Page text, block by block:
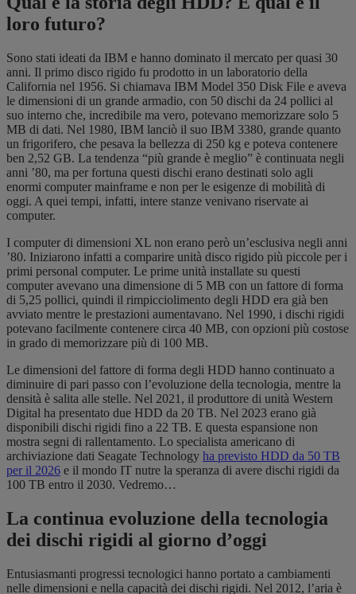
loro futuro?
Sono stati ideati da IBM e hanno dominato il mercato per quasi 30
anni. Il primo disco rigido fu prodotto in un laboratorio della
California nel 1956. Si chiamava IBM Model 350 Disk File e aveva
le dimensioni di un grande armadio, con 50 dischi da 24 pollici al
suo interno che, incredibile ma vero, potevano memorizzare solo 5
MB di dati. Nel 1980, IBM lanciò il suo IBM 3380, grande quanto
un frigorifero, che pesava la bellezza di 250 kg e poteva contenere
ben 2,52 GB. La tendenza “più grande è meglio” è continuata negli
anni ’80, ma per fortuna questi dischi erano destinati solo agli
enormi computer mainframe e non per le esigenze di mobilità di
oggi. A quei tempi, infatti, intere stanze venivano riservate ai
computer.
I computer di dimensioni XL non erano però un’esclusiva negli anni
’80. Iniziarono infatti a comparire unità disco rigido più piccole per i
primi personal computer. Le prime unità installate su questi
computer avevano una dimensione di 5 MB con un fattore di forma
di 5,25 pollici, quindi il rimpicciolimento degli HDD era già ben
avviato mentre le prestazioni aumentavano. Nel 1990, i dischi rigidi
potevano facilmente contenere circa 40 MB, con opzioni più costose
in grado di memorizzare più di 100 MB.
Le dimensioni del fattore di forma degli HDD hanno continuato a
diminuire di pari passo con l’evoluzione della tecnologia, mentre la
densità è salita alle stelle. Nel 2021, il produttore di unità Western
Digital ha presentato due HDD da 20 TB. Nel 2023 erano già
disponibili dischi rigidi fino a 22 TB. E questa espansione non
mostra segni di rallentamento. Lo specialista americano di
archiviazione dati Seagate Technology ha previsto HDD da 50 TB
per il 2026 e il mondo IT nutre la speranza di avere dischi rigidi da
100 TB entro il 2030. Vedremo…
La continua evoluzione della tecnologia
dei dischi rigidi al giorno d’oggi
Entusiasmanti progressi tecnologici hanno portato a cambiamenti
nelle dimensioni e nella capacità dei dischi rigidi. Nel 2012, l’aria è